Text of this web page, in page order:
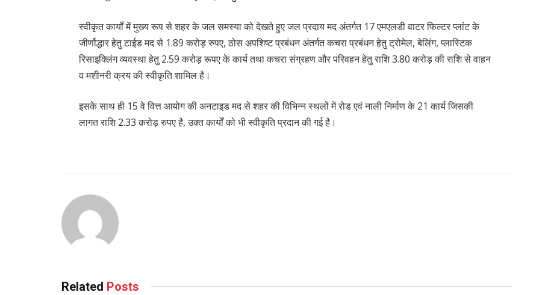
स्वीकृत कार्यों में मुख्य रूप से शहर के जल समस्या को देखते हुए जल प्रदाय मद अंतर्गत 17 एमएलडी वाटर फिल्टर प्लांट के
जीर्णोद्धार हेतु टाईड मद से 1.89 करोड़ रुपए, ठोस अपशिष्ट प्रबंधन अंतर्गत कचरा प्रबंधन हेतु ट्रोमेल, बेलिंग, प्लास्टिक
रिसाइक्लिंग व्यवस्था हेतु 2.59 करोड़ रूपए के कार्य तथा कचरा संग्रहण और परिवहन हेतु राशि 3.80 करोड़ की राशि से वाहन
व मशीनरी क्रय की स्वीकृति शामिल है।
इसके साथ ही 15 वे वित्त आयोग की अनटाइड मद से शहर की विभिन्न स्थलों में रोड एवं नाली निर्माण के 21 कार्य जिसकी
लागत राशि 2.33 करोड़ रुपए है, उक्त कार्यों को भी स्वीकृति प्रदान की गई है।
Related Posts